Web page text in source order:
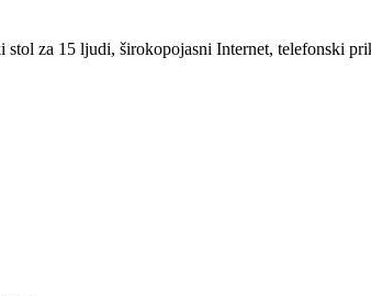
za 15 ljudi, širokopojasni Internet, telefonski